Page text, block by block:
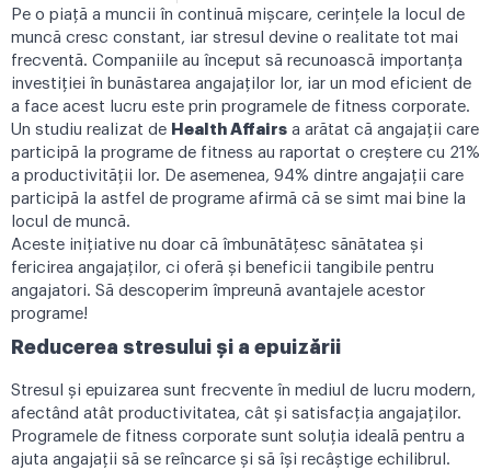
Pe o piață a muncii în continuă mișcare, cerințele la locul de
muncă cresc constant, iar stresul devine o realitate tot mai
frecventă. Companiile au început să recunoască importanța
investiției în bunăstarea angajaților lor, iar un mod eficient de
a face acest lucru este prin programele de fitness corporate.
Un studiu realizat de Health Affairs a arătat că angajații care
participă la programe de fitness au raportat o creștere cu 21%
a productivității lor. De asemenea, 94% dintre angajații care
participă la astfel de programe afirmă că se simt mai bine la
locul de muncă.
Aceste inițiative nu doar că îmbunătățesc sănătatea și
fericirea angajaților, ci oferă și beneficii tangibile pentru
angajatori. Să descoperim împreună avantajele acestor
programe!
Reducerea stresului și a epuizării
Stresul și epuizarea sunt frecvente în mediul de lucru modern,
afectând atât productivitatea, cât și satisfacția angajaților.
Programele de fitness corporate sunt soluția ideală pentru a
ajuta angajații să se reîncarce și să își recâștige echilibrul.